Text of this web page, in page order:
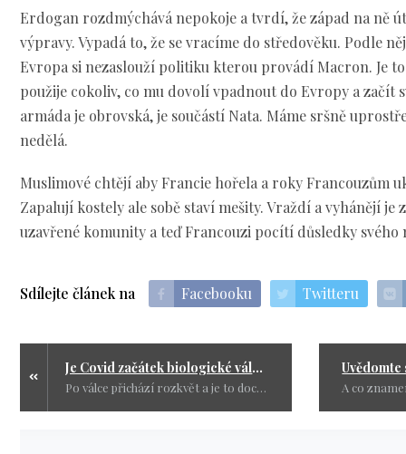
Erdogan rozdmýchává nepokoje a tvrdí, že západ na ně
výpravy. Vypadá to, že se vracíme do středověku. Podle
Evropa si nezaslouží politiku kterou provádí Macron. Je
použije cokoliv, co mu dovolí vpadnout do Evropy a začít
armáda je obrovská, je součástí Nata. Máme sršně
nedělá.
Muslimové chtějí aby Francie hořela a roky Francouzům
Zapalují kostely ale sobě staví mešity. Vraždí a vyhánějí je
uzavřené komunity a teď Francouzi pocítí důsledky
Sdílejte článek na Facebooku Twitteru
Je Covid začátek biologické války?
Po válce přichází rozkvět a je to docela logické. Hodně lidí zemře, nejsou pracovní síly a tak cena práce roste. Majetek se najednou dělí mezi menší skupinu lidí a všeho je více. Proto se vedly války. Pro peníze, bohatství, zdroje a moc. Pořád jsem tomu nechtěla věřit, ale po proslovu Matoviče vlastně už není co řešit. Pro každého pozitivního občana bude mít záchranář odměnu 20 € a tohle zaznělo přímo z jeho huby. Udělalo se psychicky zle a říkala jsem si, tak Slováci jsou na tom ještě hůř, ale omyl. Vůbec mě nenapadlo, Bože jsem naivní, že u nás je to prý už dávno, jen nám to nikdo neřekl. Pokud lékař napíše diagnózu Covid-19, dostane prý od pojišťovny víc peněz jak za ostatní nemoci. Musíme si přiznat, že nás prodávají za špinavá groš. Skutečným cílem je otestovat celé bývalé Česko-Slovensko, označit skoro celé národy jako pozitivní a pak na našich národech vyzkoušet vakcínu. Naše země se stanou laboratoří a lidé pokusnými zvířaty a pokud pomřeme jako mouchy, nikdo nebude potrestán, protože oni nám chtěli přece jen dobře. Že to nedopadlo? Za to nikdo nebude moct, ale hezky se po nás uvolní střed Evropy. Oni potřebují odstranit obyvatele zemí, aby je mohl nahradit někdo jiný. Kdo si na naše místo brousí zuby? Tak to nechám na vás. Začala válka a lidé si to zatím odmítají přiznat. Už se nebude bojovat atomovkou, protože by si pracháči zničili planetu a to není to, co by chtěli. Tahle válka bude biologická. Potřebují aby zmizelo co nejvíce lidí, ale jejich majetek zůstal. Potřebují se nedělit o přírodní zdroje. Znova se ptám, proč se testují naše dva národy a všichni obyvatelé zeměkoule. Co se to děje? Zdroj Kolik bude stát polní nemocnice, která roste na výstavišti v pražských Letňanech? Zatím je známa jen cena pronájmu hal firmou ABF, která vlastní areál výstaviště a která patří miliardáři a politiku Pavlu Sehnalovi. Za pronájem 20 tisíc metrů čtverečních hal a okolních pozemků od 18. října do 30. listopadu by Nemocnice na Bulovce zaplatí miliardáři a politikovi Sehnalovi 26,6 milionu. Proč to stát dělá, když PPF nabídla O2 Arénu zdarma. Velikost sálů je cca 12 tisíc m2, v obou objektech se navíc nachází velkokapacitní kuchyně pro přípravu jakéhokoli stravování. Zdroj: Čtyřicet procent lidí v nemocnici nemá příznaky, říká ředitel FN Motol Miloslav Ludvík. Dokonce mají 500 volných lůžek. Místa podle něj zaplňují z velké části bezpříznakoví jedinci. Že by si tahle nemocnice mohla zrovna finančně pískat, tak to se říct nedá. Přesto bude muset zaplatit Sehnalovi 26 miliónů za pronájem místa na polní nemocnici. Sehnal k tomu jen podotkl, že nemá tolik peněz jako Kellner a nemůže nic dávat zadarmo. Tak mi vysvětlete, proč stát nevyužil nabídku zdarma a cpe milionáři další peníze. Asi já na bráchu, brácha na mně. Zdroj: Proočkovanost v Česku mírně klesá, ve společnosti se šíří nepravdivé informace a tendence vyhýbat se očkování roste. Někteří lékaři jsou ochotní zapsat, že dítě je očkované, a ve skutečnosti vakcínu vystříknou do umyvadla,“ říká v rozhovoru pro iDNES.cz vakcinolog a náměstek ministra zdravotnictví Roman Prymula, dnes již ministr zdravotnictví. Proto musíme lékaře, kteří dítě naočkují jen naoko, bez milosti potrestat, sdělil nám Prymula.